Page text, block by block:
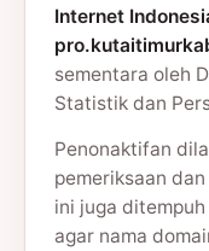
Internet
sementara oleh
Statistik dan
Penonaktifan
pemeriksaan
ini juga
agar nama